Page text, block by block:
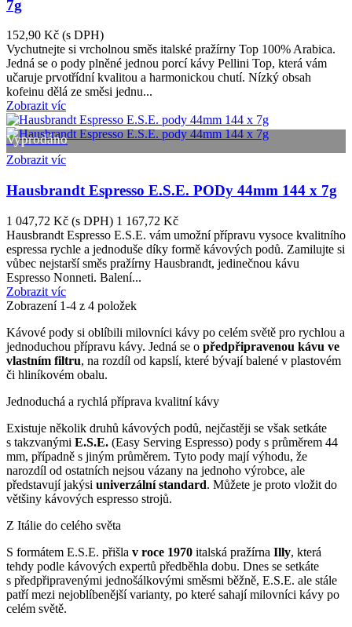
7g
152,90 Kč (s DPH)
Vychutnejte si vrcholnou směs italské pražírny Top 100% Arabica.
Jedná se o pody plněné jednou porcí kávy Pellini Top, která vám
učaruje prvotřídní kvalitou a harmonickou chutí. Nízký obsah
kofeinu dělá ze směsi jednu...
Zobrazit víc
Vyprodáno
Zobrazit víc
Hausbrandt Espresso E.S.E. PODy 44mm 144 x 7g
1 047,72 Kč (s DPH) 1 167,72 Kč
Hausbrandt Espresso E.S.E. vám umožní přípravu vysoce kvalitního
espressa rychle a jednoduše díky formě kávových podů. Zamilujte si
vůbec nejstarší směs pražírny Hausbrandt, jedinečnou kávu
Espresso Nonneti. Balení...
Zobrazit víc
Zobrazení 1-4 z 4 položek
Kávové pody si oblíbili milovníci kávy po celém světě pro rychlou a
jednoduchou přípravu kávy. Jedná se o předpřipravenou kávu ve
vlastním filtru, na rozdíl od kapslí, které bývají balené v plastovém
či hliníkovém obalu.
Jednoduchá a rychlá příprava kvalitní kávy
Existuje několik druhů kávových podů, nejčastěji se však setkáte
s takzvanými E.S.E. (Easy Serving Espresso) pody s průměrem 44
mm, případně s jiným průměrem. Tyto pody mají výhodu, že
narozdíl od ostatních nejsou vázany na jednoho výrobce, ale
představují jakýsi univerzální standard. Můžete je proto vložit do
většiny kávových espresso strojů.
Z Itálie do celého světa
S formátem E.S.E. přišla v roce 1970 italská pražírna Illy, která
tehdy podle kávových expertů předběhla dobu. Dnes se setkáte
s předpřipravenými jednošálkovými směsmi běžně, E.S.E. ale stále
patří mezi nejoblíbenější varianty, po které sahají milovníci kávy po
celém světě.